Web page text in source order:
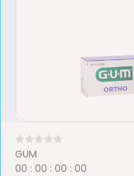
GUM
00 :00 :00 :00